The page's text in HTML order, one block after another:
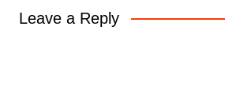
Leave a Reply